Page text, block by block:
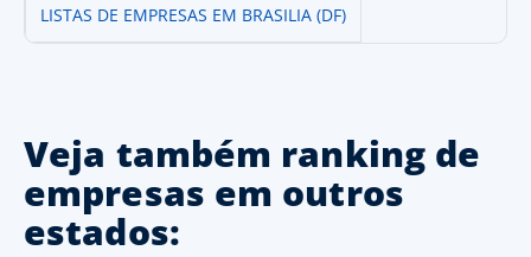
LISTAS DE EMPRESAS EM BRASILIA (DF)
Veja também ranking de
empresas em outros
estados: